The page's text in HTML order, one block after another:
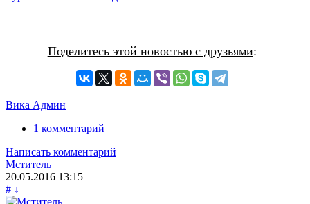
Поделитесь этой новостью с друзьями:
Вика Админ
1 комментарий
Написать комментарий
Мститель
20.05.2016 13:15
# ↓